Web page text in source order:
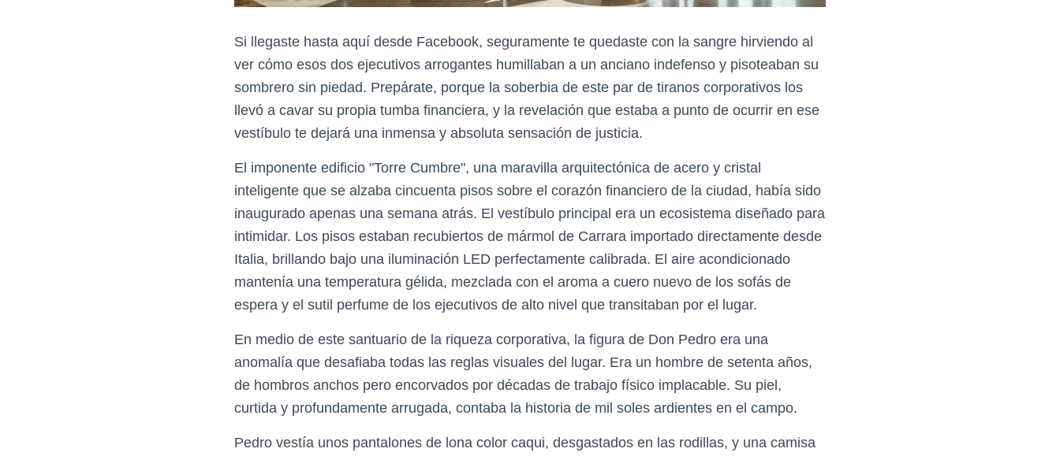
Si llegaste hasta aquí desde Facebook, seguramente te quedaste con la sangre hirviendo al
ver cómo esos dos ejecutivos arrogantes humillaban a un anciano indefenso y pisoteaban su
sombrero sin piedad. Prepárate, porque la soberbia de este par de tiranos corporativos los
llevó a cavar su propia tumba financiera, y la revelación que estaba a punto de ocurrir en ese
vestíbulo te dejará una inmensa y absoluta sensación de justicia.
El imponente edificio "Torre Cumbre", una maravilla arquitectónica de acero y cristal
inteligente que se alzaba cincuenta pisos sobre el corazón financiero de la ciudad, había sido
inaugurado apenas una semana atrás. El vestíbulo principal era un ecosistema diseñado para
intimidar. Los pisos estaban recubiertos de mármol de Carrara importado directamente desde
Italia, brillando bajo una iluminación LED perfectamente calibrada. El aire acondicionado
mantenía una temperatura gélida, mezclada con el aroma a cuero nuevo de los sofás de
espera y el sutil perfume de los ejecutivos de alto nivel que transitaban por el lugar.
En medio de este santuario de la riqueza corporativa, la figura de Don Pedro era una
anomalía que desafiaba todas las reglas visuales del lugar. Era un hombre de setenta años,
de hombros anchos pero encorvados por décadas de trabajo físico implacable. Su piel,
curtida y profundamente arrugada, contaba la historia de mil soles ardientes en el campo.
Pedro vestía unos pantalones de lona color caqui, desgastados en las rodillas, y una camisa